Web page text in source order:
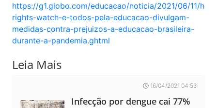
https://g1.globo.com/educacao/noticia/2021/06/11/
rights-watch-e-todos-pela-educacao-divulgam-
medidas-contra-prejuizos-a-educacao-brasileira-
durante-a-pandemia.ghtml
Leia Mais
16/04/2021 04:53
Infecção por dengue cai 77%